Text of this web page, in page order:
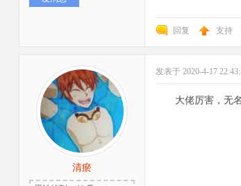
回复 支持
清瘀
发表于 2020-4-17
大佬厉害，无